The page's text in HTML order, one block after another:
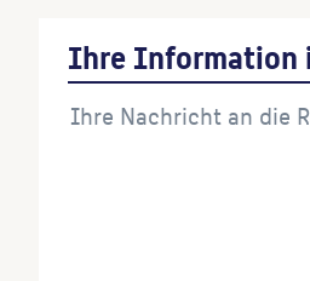
Ihre Information